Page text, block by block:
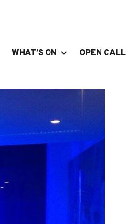
WHAT’S ON OPEN CALL